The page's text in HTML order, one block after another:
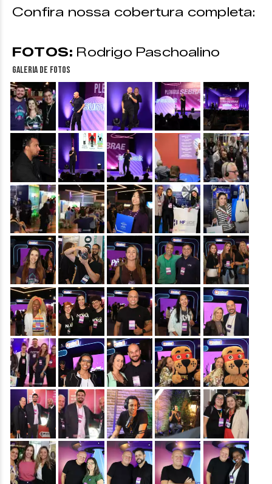
Confira nossa cobertura completa:
FOTOS: Rodrigo Paschoalino
Galeria de fotos
&nbsp; &nbsp; &nbsp; &nbsp; &nbsp;
&nbsp; &nbsp; &nbsp; &nbsp; &nbsp;
&nbsp; &nbsp; &nbsp; &nbsp; &nbsp;
&nbsp; &nbsp; &nbsp; &nbsp; &nbsp;
&nbsp; &nbsp; &nbsp; &nbsp; &nbsp;
&nbsp; &nbsp; &nbsp; &nbsp; &nbsp;
&nbsp; &nbsp; &nbsp; &nbsp; &nbsp;
&nbsp; &nbsp; &nbsp; &nbsp; &nbsp;